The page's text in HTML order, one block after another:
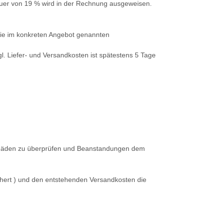
von 19 % wird in der Rechnung ausgeweisen.
im konkreten Angebot genannten
Liefer- und Versandkosten ist spätestens 5 Tage
zu überprüfen und Beanstandungen dem
) und den entstehenden Versandkosten die